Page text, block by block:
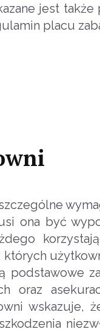
jest
placu
ona być
podstawowe
oraz
wskazuje,